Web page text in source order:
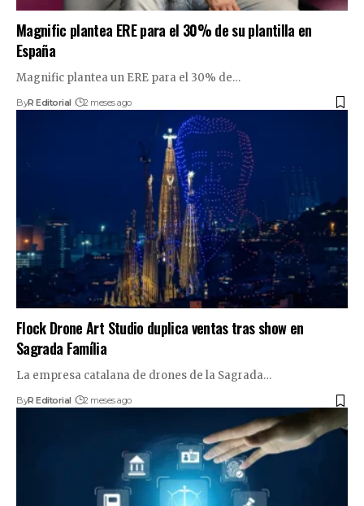
Magnific plantea ERE para el 30% de su plantilla en
España
Magnific plantea un ERE para el 30% de…
ByR Editorial 2 meses ago
Flock Drone Art Studio duplica ventas tras show en
Sagrada Família
La empresa catalana de drones de la Sagrada…
ByR Editorial 2 meses ago